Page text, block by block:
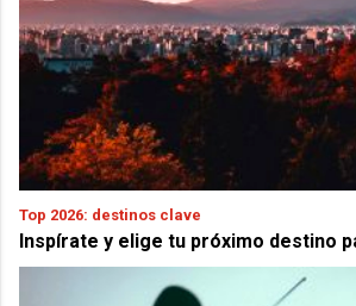
Top 2026: destinos clave
Inspírate y elige tu próximo destino